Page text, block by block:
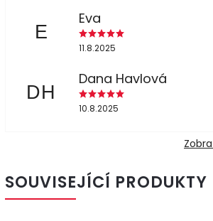
E
Eva
11.8.2025
DH
Dana Havlová
10.8.2025
SOUVISEJÍCÍ PRODUKTY